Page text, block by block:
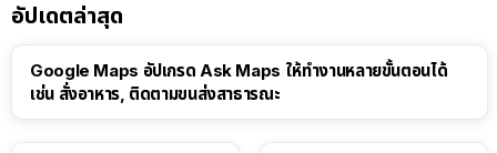
อัปเดตล่าสุด
Google Maps อัปเกรด Ask Maps ให้ทำงานหลายขั้นตอนได้
เช่น สั่งอาหาร, ติดตามขนส่งสาธารณะ